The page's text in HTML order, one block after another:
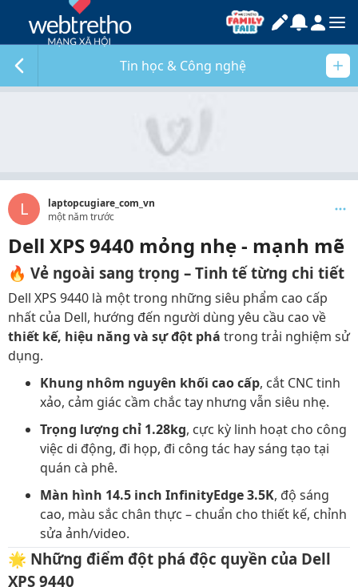
Tin học & Công nghệ
L
laptopcugiare_com_vn
một năm trước
Dell XPS 9440 mỏng nhẹ - mạnh mẽ
🔥 Vẻ ngoài sang trọng – Tinh tế từng chi tiết
Dell XPS 9440 là một trong những siêu phẩm cao cấp
nhất của Dell, hướng đến người dùng yêu cầu cao về
thiết kế, hiệu năng và sự đột phá trong trải nghiệm sử
dụng.
Khung nhôm nguyên khối cao cấp, cắt CNC tinh
xảo, cảm giác cầm chắc tay nhưng vẫn siêu nhẹ.
Trọng lượng chỉ 1.28kg, cực kỳ linh hoạt cho công
việc di động, đi họp, đi công tác hay sáng tạo tại
quán cà phê.
Màn hình 14.5 inch InfinityEdge 3.5K, độ sáng
cao, màu sắc chân thực – chuẩn cho thiết kế, chỉnh
sửa ảnh/video.
🌟 Những điểm đột phá độc quyền của Dell
XPS 9440